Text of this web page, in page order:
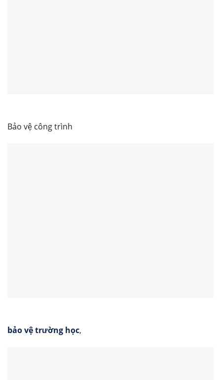
Bảo vệ công trình
bảo vệ trường học,